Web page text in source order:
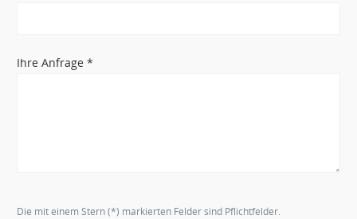
Ihre Anfrage *
Die mit einem Stern (*) markierten Felder sind Pflichtfelder.